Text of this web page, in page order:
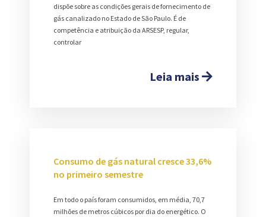
dispõe sobre as condições gerais de fornecimento de
gás canalizado no Estado de São Paulo. É de
competência e atribuição da ARSESP, regular,
controlar
Leia mais
Consumo de gás natural cresce 33,6%
no primeiro semestre
Em todo o país foram consumidos, em média, 70,7
milhões de metros cúbicos por dia do energético. O